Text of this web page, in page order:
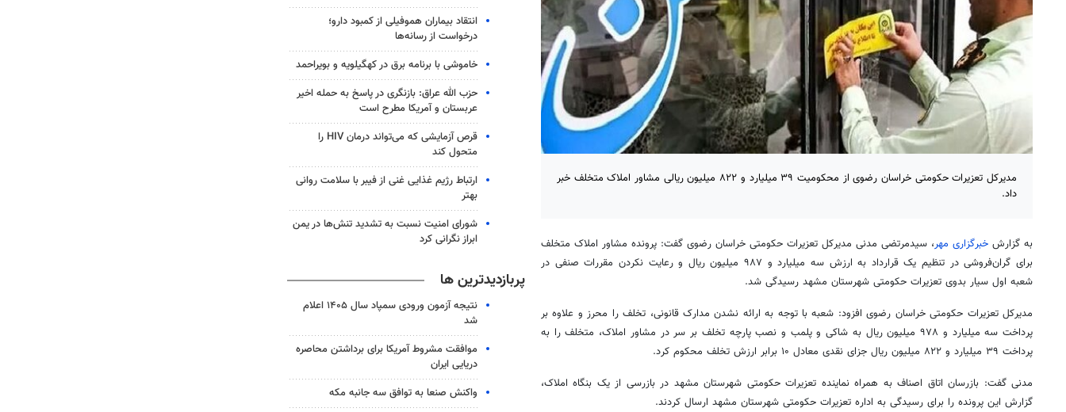
مدیرکل تعزیرات حکومتی خراسان رضوی از محکومیت ۳۹ میلیارد و ۸۲۲ میلیون ریالی مشاور املاک متخلف خبر
داد.
به گزارش خبرگزاری مهر، سیدمرتضی مدنی مدیرکل تعزیرات حکومتی خراسان رضوی گفت: پرونده مشاور املاک متخلف
برای گران‌فروشی در تنظیم یک قرارداد به ارزش سه میلیارد و ۹۸۷ میلیون ریال و رعایت نکردن مقررات صنفی در
شعبه اول سیار بدوی تعزیرات حکومتی شهرستان مشهد رسیدگی شد.
مدیرکل تعزیرات حکومتی خراسان رضوی افزود: شعبه با توجه به ارائه نشدن مدارک قانونی، تخلف را محرز و علاوه بر
پرداخت سه میلیارد و ۹۷۸ میلیون ریال به شاکی و پلمب و نصب پارچه تخلف بر سر در مشاور املاک، متخلف را به
پرداخت ۳۹ میلیارد و ۸۲۲ میلیون ریال جزای نقدی معادل ۱۰ برابر ارزش تخلف محکوم کرد.
مدنی گفت: بازرسان اتاق اصناف به همراه نماینده تعزیرات حکومتی شهرستان مشهد در بازرسی از یک بنگاه املاک،
گزارش این پرونده را برای رسیدگی به اداره تعزیرات حکومتی شهرستان مشهد ارسال کردند.
انتقاد بیماران هموفیلی از کمبود دارو؛
درخواست از رسانه‌ها
خاموشی با برنامه برق در کهگیلویه و بویراحمد
حزب الله عراق: بازنگری در پاسخ به حمله اخیر
عربستان و آمریکا مطرح است
قرص آزمایشی که می‌تواند درمان HIV را
متحول کند
ارتباط رژیم غذایی غنی از فیبر با سلامت روانی
بهتر
شورای امنیت نسبت به تشدید تنش‌ها در یمن
ابراز نگرانی کرد
پربازدیدترین ها
نتیجه آزمون ورودی سمپاد سال ۱۴۰۵ اعلام
شد
موافقت مشروط آمریکا برای برداشتن محاصره
دریایی ایران
واکنش صنعا به توافق سه جانبه مکه